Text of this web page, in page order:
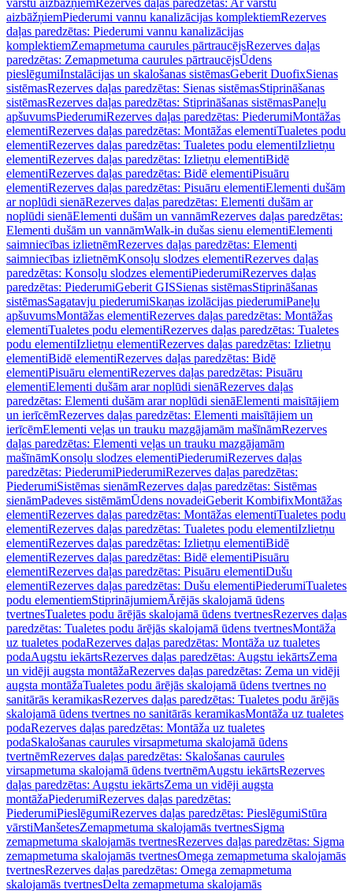
vārstu aizbāžņiemRezerves daļas paredzētas: Ar vārstu
aizbāžņiemPiederumi vannu kanalizācijas komplektiemRezerves
daļas paredzētas: Piederumi vannu kanalizācijas
komplektiemZemapmetuma caurules pārtraucējsRezerves daļas
paredzētas: Zemapmetuma caurules pārtraucējsŪdens
pieslēgumiInstalācijas un skalošanas sistēmasGeberit DuofixSienas
sistēmasRezerves daļas paredzētas: Sienas sistēmasStiprināšanas
sistēmasRezerves daļas paredzētas: Stiprināšanas sistēmasPaneļu
apšuvumsPiederumiRezerves daļas paredzētas: PiederumiMontāžas
elementiRezerves daļas paredzētas: Montāžas elementiTualetes podu
elementiRezerves daļas paredzētas: Tualetes podu elementiIzlietņu
elementiRezerves daļas paredzētas: Izlietņu elementiBidē
elementiRezerves daļas paredzētas: Bidē elementiPisuāru
elementiRezerves daļas paredzētas: Pisuāru elementiElementi dušām
ar noplūdi sienāRezerves daļas paredzētas: Elementi dušām ar
noplūdi sienāElementi dušām un vannāmRezerves daļas paredzētas:
Elementi dušām un vannāmWalk-in dušas sienu elementiElementi
saimniecības izlietnēmRezerves daļas paredzētas: Elementi
saimniecības izlietnēmKonsoļu slodzes elementiRezerves daļas
paredzētas: Konsoļu slodzes elementiPiederumiRezerves daļas
paredzētas: PiederumiGeberit GISSienas sistēmasStiprināšanas
sistēmasSagatavju piederumiSkaņas izolācijas piederumiPaneļu
apšuvumsMontāžas elementiRezerves daļas paredzētas: Montāžas
elementiTualetes podu elementiRezerves daļas paredzētas: Tualetes
podu elementiIzlietņu elementiRezerves daļas paredzētas: Izlietņu
elementiBidē elementiRezerves daļas paredzētas: Bidē
elementiPisuāru elementiRezerves daļas paredzētas: Pisuāru
elementiElementi dušām arar noplūdi sienāRezerves daļas
paredzētas: Elementi dušām arar noplūdi sienāElementi maisītājiem
un ierīcēmRezerves daļas paredzētas: Elementi maisītājiem un
ierīcēmElementi veļas un trauku mazgājamām mašīnāmRezerves
daļas paredzētas: Elementi veļas un trauku mazgājamām
mašīnāmKonsoļu slodzes elementiPiederumiRezerves daļas
paredzētas: PiederumiPiederumiRezerves daļas paredzētas:
PiederumiSistēmas sienāmRezerves daļas paredzētas: Sistēmas
sienāmPadeves sistēmāmŪdens novadeiGeberit KombifixMontāžas
elementiRezerves daļas paredzētas: Montāžas elementiTualetes podu
elementiRezerves daļas paredzētas: Tualetes podu elementiIzlietņu
elementiRezerves daļas paredzētas: Izlietņu elementiBidē
elementiRezerves daļas paredzētas: Bidē elementiPisuāru
elementiRezerves daļas paredzētas: Pisuāru elementiDušu
elementiRezerves daļas paredzētas: Dušu elementiPiederumiTualetes
podu elementiemStiprinājumiemĀrējās skalojamā ūdens
tvertnesTualetes podu ārējās skalojamā ūdens tvertnesRezerves daļas
paredzētas: Tualetes podu ārējās skalojamā ūdens tvertnesMontāža
uz tualetes podaRezerves daļas paredzētas: Montāža uz tualetes
podaAugstu iekārtsRezerves daļas paredzētas: Augstu iekārtsZema
un vidēji augsta montāžaRezerves daļas paredzētas: Zema un vidēji
augsta montāžaTualetes podu ārējās skalojamā ūdens tvertnes no
sanitārās keramikasRezerves daļas paredzētas: Tualetes podu ārējās
skalojamā ūdens tvertnes no sanitārās keramikasMontāža uz tualetes
podaRezerves daļas paredzētas: Montāža uz tualetes
podaSkalošanas caurules virsapmetuma skalojamā ūdens
tvertnēmRezerves daļas paredzētas: Skalošanas caurules
virsapmetuma skalojamā ūdens tvertnēmAugstu iekārtsRezerves
daļas paredzētas: Augstu iekārtsZema un vidēji augsta
montāžaPiederumiRezerves daļas paredzētas:
PiederumiPieslēgumiRezerves daļas paredzētas: PieslēgumiStūra
vārstiManšetesZemapmetuma skalojamās tvertnesSigma
zemapmetuma skalojamās tvertnesRezerves daļas paredzētas: Sigma
zemapmetuma skalojamās tvertnesOmega zemapmetuma skalojamās
tvertnesRezerves daļas paredzētas: Omega zemapmetuma
skalojamās tvertnesDelta zemapmetuma skalojamās